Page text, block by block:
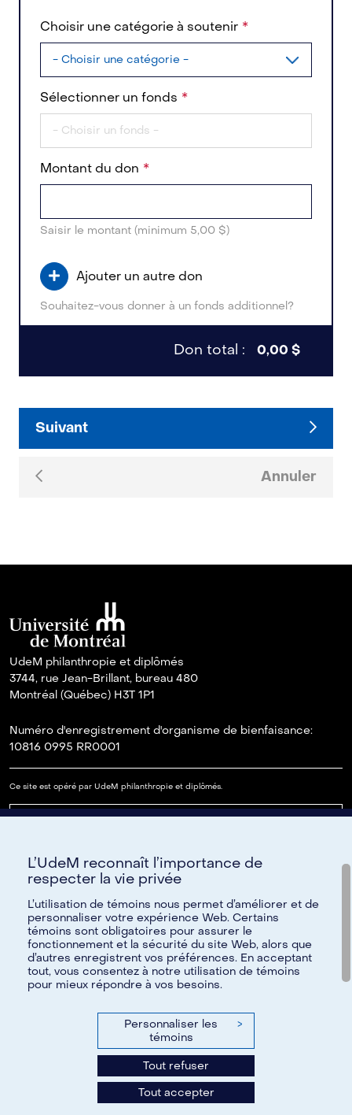
Choisir une catégorie à soutenir
Sélectionner un fonds
Montant du don
Saisir le montant (minimum 5,00 $)
Ajouter un autre don
Souhaitez-vous donner à un fonds additionnel?
Don total : 0,00 $
Suivant
Annuler
UdeM philanthropie et diplômés
3744, rue Jean-Brillant, bureau 480
Montréal (Québec) H3T 1P1
Numéro d'enregistrement d'organisme de bienfaisance:
10816 0995 RR0001
Ce site est opéré par UdeM philanthropie et diplômés.
Lire notre FAQ
Paramètres des témoins
Besoin d'aide?
Pour toute question, nous vous invitons à communiquer avec
nous par courriel àreseau@umontreal.ca
N'hésitez pas également à consulter notre foire aux
Tous les renseignements fournis à l’Université de Montréal
demeurent confidentiels.
L’UdeM reconnaît l’importance de
respecter la vie privée
L’utilisation de témoins nous permet d’améliorer et de
personnaliser votre expérience Web. Certains
témoins sont obligatoires pour assurer le
fonctionnement et la sécurité du site Web, alors que
d’autres enregistrent vos préférences. En acceptant
tout, vous consentez à notre utilisation de témoins
pour mieux répondre à vos besoins.
Personnaliser les
témoins
>
Tout refuser
Tout accepter